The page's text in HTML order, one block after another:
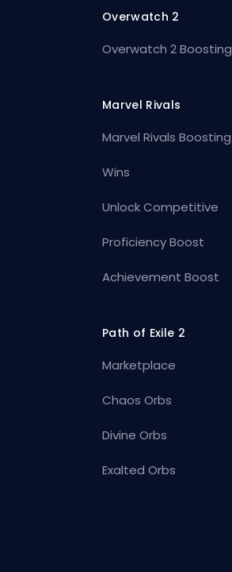
Overwatch 2
Overwatch 2 Boosting
Marvel Rivals
Marvel Rivals Boosting
Wins
Unlock Competitive
Proficiency Boost
Achievement Boost
Path of Exile 2
Marketplace
Chaos Orbs
Divine Orbs
Exalted Orbs